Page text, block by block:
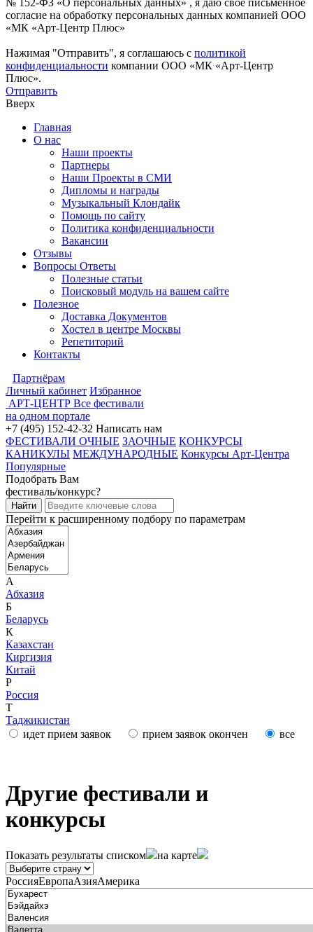
№ 152-ФЗ «О персональных данных» , я даю свое письменное
согласие на обработку персональных данных компанией ООО
«МК «Арт-Центр Плюс»
Нажимая "Отправить", я соглашаюсь с политикой
конфиденциальности компании ООО «МК «Арт-Центр
Плюс».
Отправить
Вверх
Главная
О нас
Наши проекты
Партнеры
Наши Проекты в СМИ
Дипломы и награды
Музыкальный Клондайк
Помощь по сайту
Политика конфиденциальности
Вакансии
Отзывы
Вопросы Ответы
Полезные статьи
Поисковый модуль на вашем сайте
Полезное
Доставка Документов
Хостел в центре Москвы
Репетиторий
Контакты
Партнёрам
Личный кабинет Избранное
АРТ-ЦЕНТР Все фестивали
на одном портале
+7 (495) 152-42-32 Написать нам
ФЕСТИВАЛИ ОЧНЫЕ ЗАОЧНЫЕ КОНКУРСЫ
КАНИКУЛЫ МЕЖДУНАРОДНЫЕ Конкурсы Арт-Центра
Популярные
Подобрать Вам
фестиваль/конкурс?
Перейти к расширенному подбору по параметрам
А
Абхазия
Б
Беларусь
К
Казахстан
Киргизия
Китай
Р
Россия
Т
Таджикистан
идет прием заявок
прием заявок окончен все
Другие фестивали и
конкурсы
Показать результаты списком на карте
РоссияЕвропаАзияАмерика